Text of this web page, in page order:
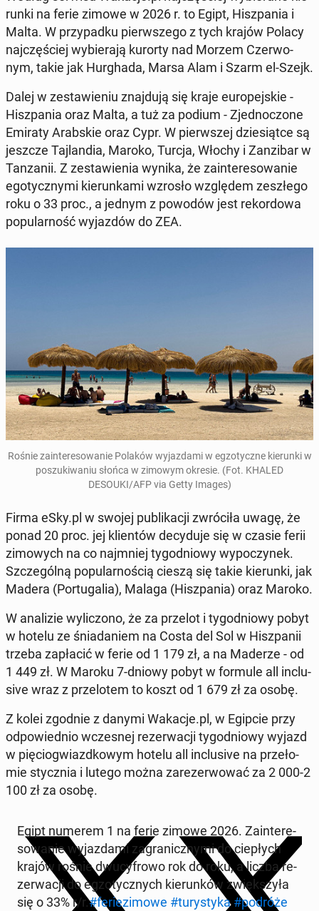
run­ki na ferie zimowe w 2026 r. to Egipt, Hisz­pa­nia i
Malta. W przy­pad­ku pierw­sze­go z tych krajów Polacy
naj­czę­ściej wy­bie­ra­ją kurorty nad Morzem Czer­wo­
nym, takie jak Hur­gha­da, Marsa Alam i Szarm el-Szejk.
Dalej w ze­sta­wie­niu znaj­du­ją się kraje eu­ro­pej­skie -
Hisz­pa­nia oraz Malta, a tuż za podium - Zjed­no­czo­ne
Emiraty Arab­skie oraz Cypr. W pierw­szej dzie­siąt­ce są
jeszcze Taj­lan­dia, Maroko, Turcja, Włochy i Zan­zi­bar w
Tan­za­nii. Z ze­sta­wie­nia wynika, że za­in­te­re­so­wa­nie
ego­tycz­ny­mi kie­run­ka­mi wzrosło wzglę­dem ze­szłe­go
roku o 33 proc., a jednym z powodów jest re­kor­do­wa
po­pu­lar­ność wy­jaz­dów do ZEA.
Rośnie za­in­te­re­so­wa­nie Polaków wy­jaz­da­mi w eg­zo­tycz­ne kie­run­ki w
po­szu­ki­wa­niu słońca w zimowym okresie. (Fot. KHALED
DESOUKI/AFP via Getty Images)
Firma eSky.pl w swojej pu­bli­ka­cji zwró­ci­ła uwagę, że
ponad 20 proc. jej klien­tów de­cy­du­je się w czasie ferii
zi­mo­wych na co naj­mniej ty­go­dnio­wy wy­po­czy­nek.
Szcze­gól­ną po­pu­lar­no­ścią cieszą się takie kie­run­ki, jak
Madera (Por­tu­ga­lia), Malaga (Hisz­pa­nia) oraz Maroko.
W ana­li­zie wy­li­czo­no, że za przelot i ty­go­dnio­wy pobyt
w hotelu ze śnia­da­niem na Costa del Sol w Hisz­pa­nii
trzeba za­pła­cić w ferie od 1 179 zł, a na Maderze - od
1 449 zł. W Maroku 7-dniowy pobyt w formule all in­c­lu­
si­ve wraz z prze­lo­tem to koszt od 1 679 zł za osobę.
Z kolei zgodnie z danymi Wakacje.pl, w Egipcie przy
od­po­wied­nio wcze­snej re­zer­wa­cji ty­go­dnio­wy wyjazd
w pię­cio­gwiazd­ko­wym hotelu all in­c­lu­si­ve na prze­ło­
mie stycz­nia i lutego można za­re­zer­wo­wać za 2 000-2
100 zł za osobę.
Egipt numerem 1 na ferie zimowe 2026. Za­in­te­re­
so­wa­nie wy­jaz­da­mi za­gra­nicz­ny­mi do cie­płych
krajów rośnie dwu­cy­fro­wo rok do roku, a liczba re­
zer­wa­cji do eg­zo­tycz­nych kie­run­ków zwięk­szy­ła
się o 33% r/r.#fe­rie­zi­mo­we #tu­ry­sty­ka #podróże